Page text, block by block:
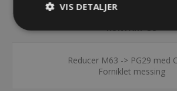
KONTAKT OS
Reducer M63 -> PG29 med
Forniklet messing
VIS DETALJER